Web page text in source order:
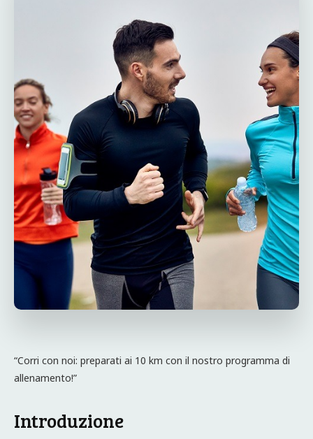
“Corri con noi: preparati ai 10 km con il nostro programma di
allenamento!”
Introduzione